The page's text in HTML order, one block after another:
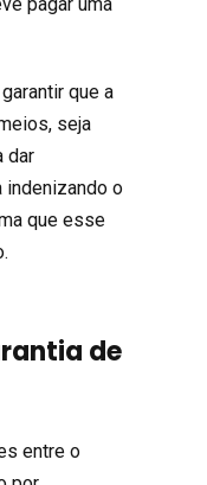
que a
seja
dar
indenizando o
que esse
de
entre o